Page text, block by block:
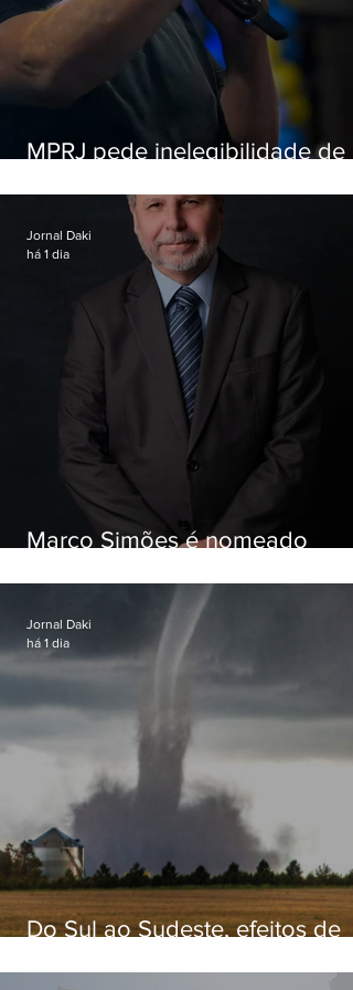
MPRJ pede inelegibilidade de
Marco Simões é nomeado
Jornal Daki
há 1 dia
Do Sul ao Sudeste, efeitos de
apreensão na população
Jornal Daki
há 1 dia